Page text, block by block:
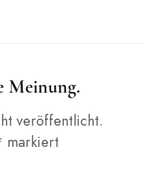
Meinung.
veröffentlicht.
markiert